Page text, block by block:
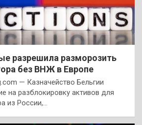
разрешила разморозить
без ВНЖ в Европе
— Казначейство Бельгии
на разблокировку активов для
из России,…